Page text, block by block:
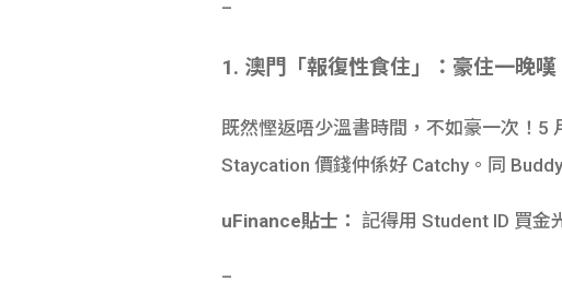
–
1. 澳門「報復性食住」：豪住一晚
既然慳返唔少溫書時間，不如豪一次！5
Staycation 價錢仲係好 Catchy。同
uFinance貼士： 記得用 Student ID 買金
–